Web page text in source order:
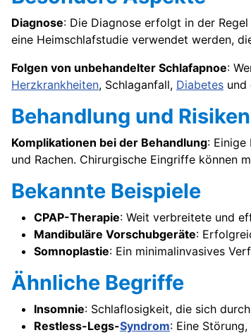
Diagnose: Die Diagnose erfolgt in der
eine Heimschlafstudie verwendet werden,
Folgen von unbehandelter Schlafapnoe:
Herzkrankheiten, Schlaganfall, Diabetes und
Behandlung und Risiken
Komplikationen bei der Behandlung: Einige
und Rachen. Chirurgische Eingriffe können
Bekannte Beispiele
CPAP-Therapie: Weit verbreitete und
Mandibuläre Vorschubgeräte:
Somnoplastie: Ein minimalinvasives
Ähnliche Begriffe
Insomnie: Schlaflosigkeit, die sich
Restless-Legs-Syndrom: Eine